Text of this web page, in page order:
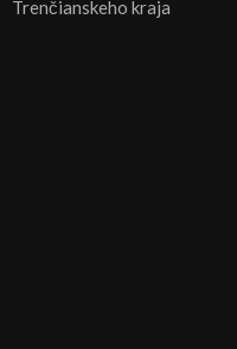
Trenčianskeho kraja